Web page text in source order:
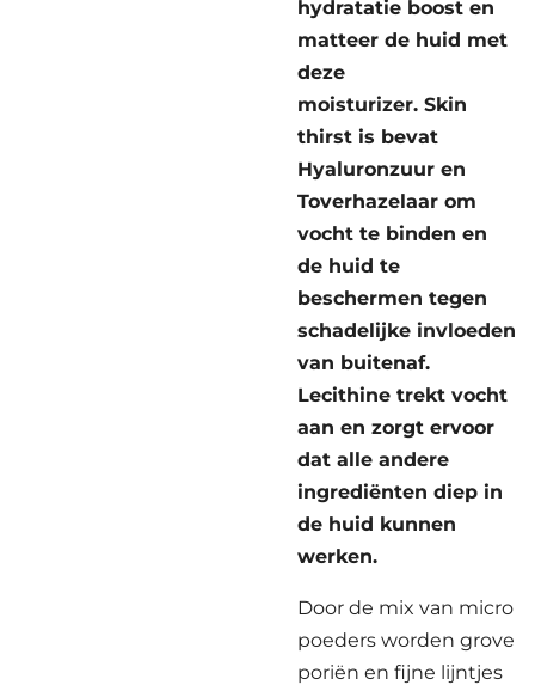
hydratatie boost en
matteer de huid met
deze
moisturizer. Skin
thirst is bevat
Hyaluronzuur en
Toverhazelaar om
vocht te binden en
de huid te
beschermen tegen
schadelijke invloeden
van buitenaf.
Lecithine trekt vocht
aan en zorgt ervoor
dat alle andere
ingrediënten diep in
de huid kunnen
werken.
Door de mix van micro
poeders worden grove
poriën en fijne lijntjes